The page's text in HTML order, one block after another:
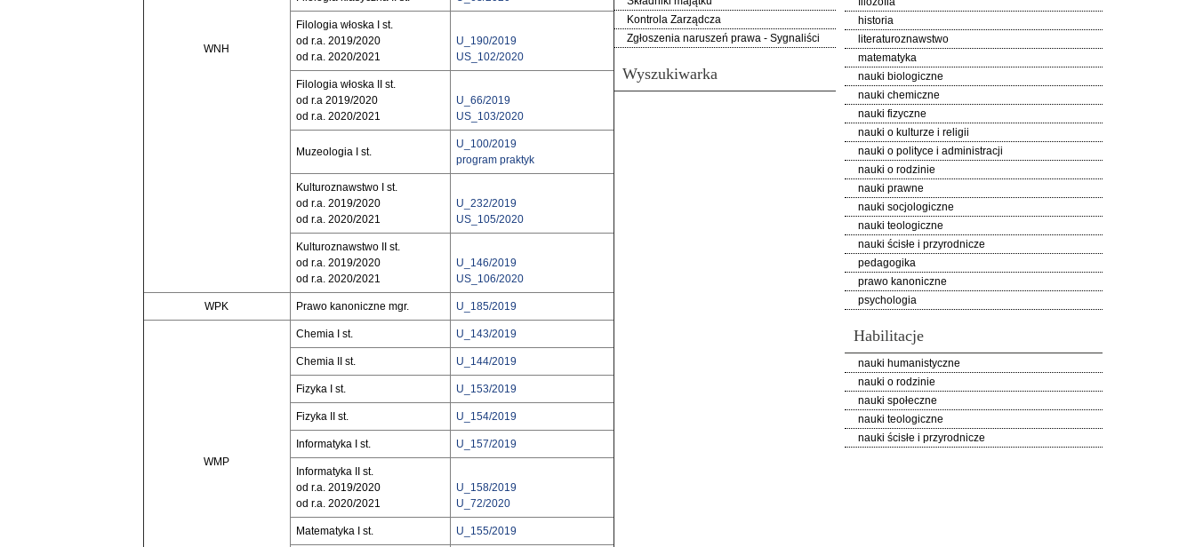
WNH
Filologia włoska I st.
od r.a. 2019/2020
od r.a. 2020/2021
U_190/2019
US_102/2020
Filologia włoska II st.
od r.a 2019/2020
od r.a. 2020/2021
U_66/2019
US_103/2020
Muzeologia I st.
U_100/2019
program praktyk
Kulturoznawstwo I st.
od r.a. 2019/2020
od r.a. 2020/2021
U_232/2019
US_105/2020
Kulturoznawstwo II st.
od r.a. 2019/2020
od r.a. 2020/2021
U_146/2019
US_106/2020
WPK Prawo kanoniczne mgr. U_185/2019
WMP
Chemia I st. U_143/2019
Chemia II st. U_144/2019
Fizyka I st. U_153/2019
Fizyka II st. U_154/2019
Informatyka I st. U_157/2019
Informatyka II st.
od r.a. 2019/2020
od r.a. 2020/2021
U_158/2019
U_72/2020
Matematyka I st. U_155/2019
Kontrola Zarządcza
Zgłoszenia naruszeń prawa - Sygnaliści
Wyszukiwarka
historia
literaturoznawstwo
matematyka
nauki biologiczne
nauki chemiczne
nauki fizyczne
nauki o kulturze i religii
nauki o polityce i administracji
nauki o rodzinie
nauki prawne
nauki socjologiczne
nauki teologiczne
nauki ścisłe i przyrodnicze
pedagogika
prawo kanoniczne
psychologia
Habilitacje
nauki humanistyczne
nauki o rodzinie
nauki społeczne
nauki teologiczne
nauki ścisłe i przyrodnicze